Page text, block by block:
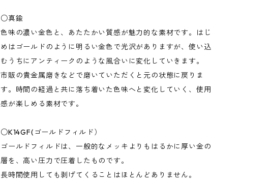
○真鍮
色味の濃い金色と、あたたかい質感が魅力的な素材です。はじ
めはゴールドのように明るい金色で光沢がありますが、使い込
むうちにアンティークのような風合いに変化していきます。
市販の貴金属磨きなどで磨いていただくと元の状態に戻りま
す。時間の経過と共に落ち着いた色味へと変化していく、使用
感が楽しめる素材です。
○K14GF(ゴールドフィルド）
ゴールドフィルドは、一般的なメッキよりもはるかに厚い金の
層を、高い圧力で圧着したものです。
長時間使用しても剥げてくることはほとんどありません。